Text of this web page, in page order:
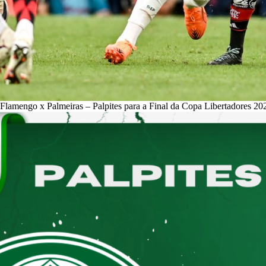
Flamengo x Palmeiras – Palpites para a Final da Copa Libertadores